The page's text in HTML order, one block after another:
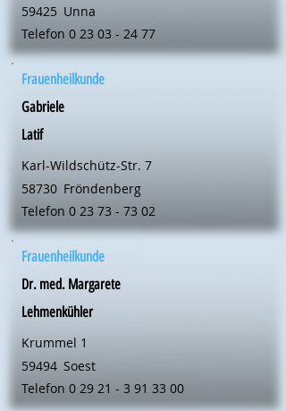
59425 Unna
Telefon 0 23 03 - 24 77
Frauenheilkunde
Gabriele
Latif
Karl-Wildschütz-Str. 7
58730 Fröndenberg
Telefon 0 23 73 - 73 02
Frauenheilkunde
Dr. med. Margarete
Lehmenkühler
Krummel 1
59494 Soest
Telefon 0 29 21 - 3 91 33 00